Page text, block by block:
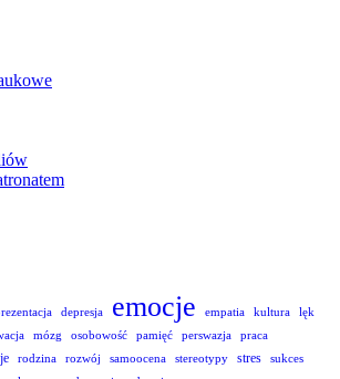
depresja emocje empatia kultura
lęk
mózg osobowość pamięć perswazja
praca
rodzina rozwój samoocena stereotypy stres sukces